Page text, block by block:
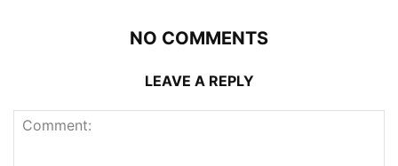
NO COMMENTS
LEAVE A REPLY